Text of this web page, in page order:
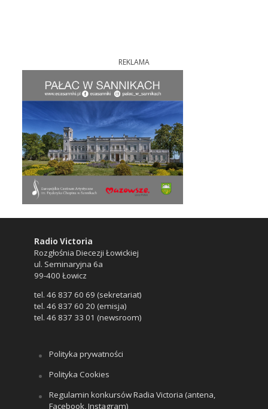
REKLAMA
Radio Victoria
Rozgłośnia Diecezji Łowickiej
ul. Seminaryjna 6a
99-400 Łowicz
tel. 46 837 60 69 (sekretariat)
tel. 46 837 60 20 (emisja)
tel. 46 837 33 01 (newsroom)
Polityka prywatności
Polityka Cookies
Regulamin konkursów Radia Victoria (antena,
Facebook, Instagram)